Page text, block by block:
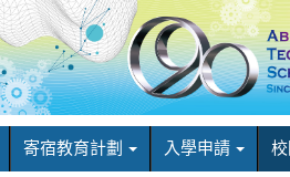
寄宿教育計劃 入學申請